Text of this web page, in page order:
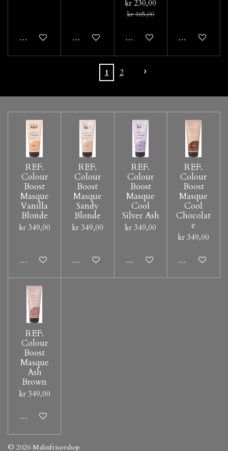
Legg til handlevognLegg til handlevogn
kr 230,00
kr 465,00
Legg til handlevognLegg til
1 2
REF.
Colour
Boost
Masque
Vanilla
Blonde
kr 349,00
Legg til handlevogn
REF.
Colour
Boost
Masque
Sandy
Blonde
kr 349,00
Legg til handlevogn
REF.
Colour
Boost
Masque
Cool
Silver Ash
kr 349,00
Legg til handlevogn
REF.
Colour
Boost
Masque
Cool
Chocolat
e
kr 349,00
Legg til
REF.
Colour
Boost
Masque
Ash
Brown
kr 349,00
Legg til handlevogn
© 2026 Malinfrisørshop